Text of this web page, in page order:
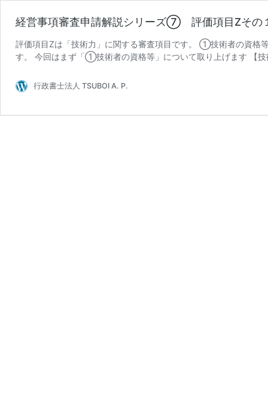
経営事項審査申請解説シリーズ⑦ 評価項目Zその
評価項目Zは「技術力」に関する審査項目です。 ①技術者の資格
す。 今回はまず「①技術者の資格等」について取り上げます 【
行政書士法人 TSUBOI A. P.